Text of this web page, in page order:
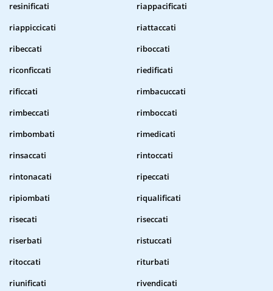
resinificati
riappacificati
riappiccicati
riattaccati
ribeccati
riboccati
riconficcati
riedificati
rificcati
rimbacuccati
rimbeccati
rimboccati
rimbombati
rimedicati
rinsaccati
rintoccati
rintonacati
ripeccati
ripiombati
riqualificati
risecati
riseccati
riserbati
ristuccati
ritoccati
riturbati
riunificati
rivendicati